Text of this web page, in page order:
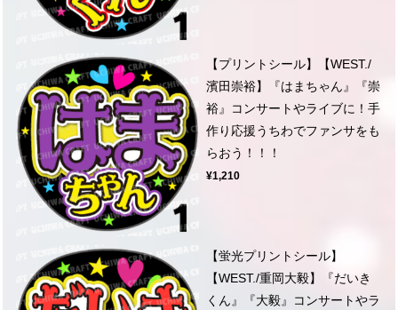
【プリントシール】【WEST./
濱田崇裕】『はまちゃん』『崇
裕』コンサートやライブに！手
作り応援うちわでファンサをも
らおう！！！
¥1,210
【蛍光プリントシール】
【WEST./重岡大毅】『だいき
くん』『大毅』コンサートやラ